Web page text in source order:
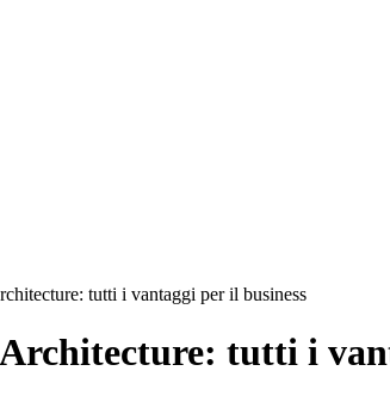
tutti i vantaggi per il business
Architecture: tutti i